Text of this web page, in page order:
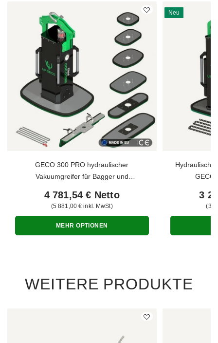
GECO 300 PRO hydraulischer
Vakuumgreifer für Bagger und
4 781,54 € Netto
5 881,00 €inkl. MwSt
MEHR OPTIONEN
Neu
GECO
3
3
WEITERE PRODUKTE